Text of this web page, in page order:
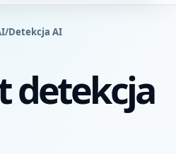
/Detekcja AI
detekcja